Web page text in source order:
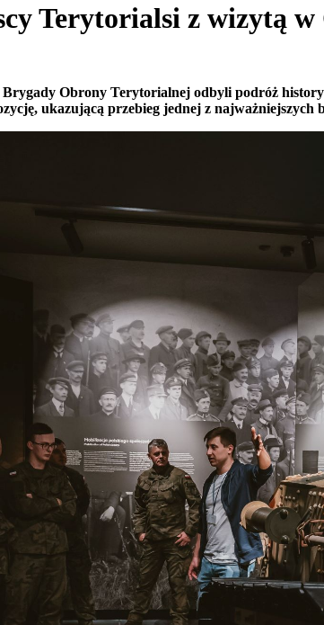
Terytorialsi z wizytą w
Obrony Terytorialnej odbyli podróż
ukazującą przebieg jednej z najważniejszych